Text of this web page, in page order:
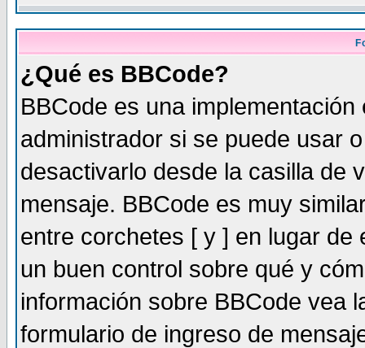
¿Qué es BBCode?
BBCode es una
administrador si se puede usar
desactivarlo desde la casilla de
mensaje. BBCode es muy
entre corchetes [ y ] en lugar
un buen control sobre qué y
información sobre BBCode vea
formulario de ingreso de